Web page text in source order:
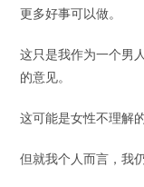
更多好事可以做。
这只是我作为一个男
的意见。
这可能是女性不理解
但就我个人而言，我